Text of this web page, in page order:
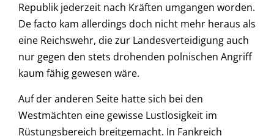
Republik jederzeit nach Kräften umgangen worden.
De facto kam allerdings doch nicht mehr heraus als
eine Reichswehr, die zur Landesverteidigung auch
nur gegen den stets drohenden polnischen Angriff
kaum fähig gewesen wäre.
Auf der anderen Seite hatte sich bei den
Westmächten eine gewisse Lustlosigkeit im
Rüstungsbereich breitgemacht. In Fankreich